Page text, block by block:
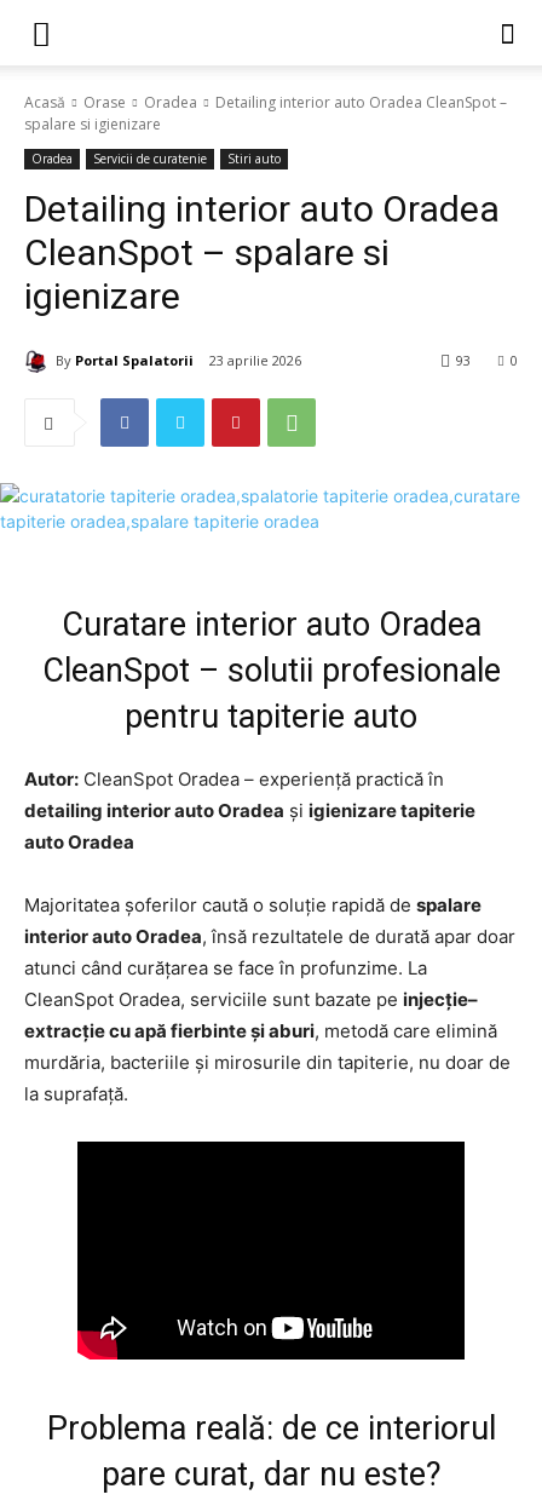
Acasă Orase Oradea
Detailing interior auto Oradea CleanSpot –
spalare si igienizare
Oradea Servicii de curatenie Stiri auto
Detailing interior auto Oradea
CleanSpot – spalare si
igienizare
By Portal Spalatorii 23 aprilie 2026 0
93
Curatare interior auto Oradea
CleanSpot – solutii profesionale
pentru tapiterie auto
Autor: CleanSpot Oradea – experiență practică în
detailing interior auto Oradea și igienizare tapiterie
auto Oradea
Majoritatea șoferilor caută o soluție rapidă de spalare
interior auto Oradea, însă rezultatele de durată apar doar
atunci când curățarea se face în profunzime. La
CleanSpot Oradea, serviciile sunt bazate pe injecție–
extracție cu apă fierbinte și aburi, metodă care elimină
murdăria, bacteriile și mirosurile din tapiterie, nu doar de
la suprafață.
Problema reală: de ce interiorul
pare curat, dar nu este?